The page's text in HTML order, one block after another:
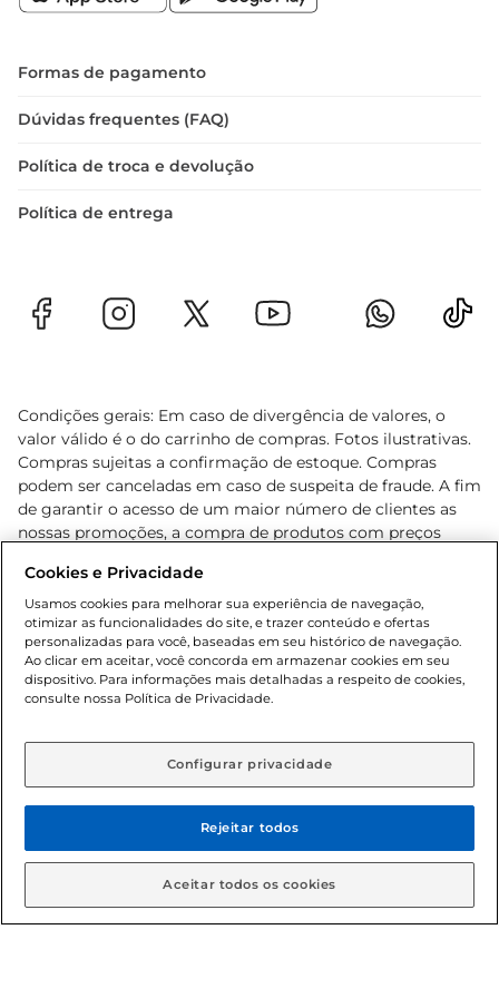
Uma Experiência que Vale a Pena
como um simples lanche pode se transformar
de sabor e tradição, ele é perfeito para quem
incluir essa delícia em sua rotina e aproveite cada
carinho e aconchego.
Formas de pagamento
Dúvidas frequentes (FAQ)
Política de troca e devolução
Política de entrega
Condições gerais: Em caso de divergência de valores, o
valor válido é o do carrinho de compras. Fotos ilustrativas.
Compras sujeitas a confirmação de estoque. Compras
podem ser canceladas em caso de suspeita de fraude. A fim
de garantir o acesso de um maior número de clientes as
nossas promoções, a compra de produtos com preços
cliente. Os preços, ofertas e condições são exclusivos para
o e-commerce e válidos durante o dia de hoje, podendo
sofrer alterações sem prévia notificação. Proibida a venda
de bebidas alcoólicas para menores de 18 anos, conforme
Lei n.º 8069/90, art. 81, inciso II (Estatuto da Criança e do
Adolescente). Preços e condições exclusivos para o
aviso prévio. O valor mínimo para as compras on-line é de
© 2026 Copyright. Todos os direitos
reservados Gbarbosa.
Cookies e Privacidade
Usamos cookies para melhorar sua experiência de navegação,
otimizar as funcionalidades do site, e trazer conteúdo e ofertas
personalizadas para você, baseadas em seu histórico de navegação.
Ao clicar em aceitar, você concorda em armazenar cookies em seu
dispositivo. Para informações mais detalhadas a respeito de cookies,
consulte nossa Política de Privacidade.
Configurar privacidade
Rejeitar todos
Aceitar todos os cookies